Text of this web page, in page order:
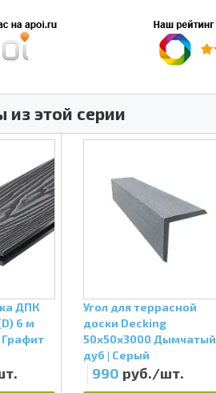
из этой серии
ДПК
6 м
Угол для террасной
доски Decking
50х50х3000 Дымчатый
дуб | Серый
990 руб./шт.